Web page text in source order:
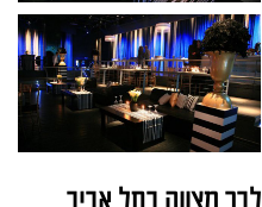
לחצו
לפתיחת
הגלריה
בחלון
פופאפ